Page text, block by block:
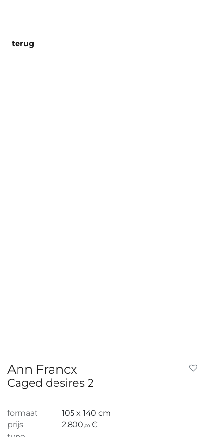
terug
Ann Francx
Caged desires 2
formaat
105 x 140 cm
prijs
2.800,00 €